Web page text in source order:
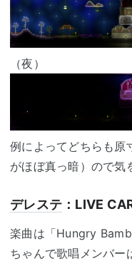
（夜）
例によってどちらも原
がほぼ真っ暗）ので気
デレステ ：LIVE
楽曲は「Hungry
ちゃんで歌唱メンバー